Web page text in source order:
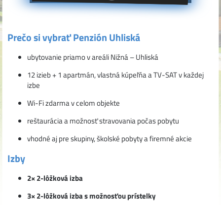
Prečo si vybrať Penzión Uhliská
ubytovanie priamo v areáli Nižná – Uhliská
12 izieb + 1 apartmán, vlastná kúpeľňa a TV-SAT v každej
izbe
Wi-Fi zdarma v celom objekte
reštaurácia a možnosť stravovania počas pobytu
vhodné aj pre skupiny, školské pobyty a firemné akcie
Izby
2× 2-lôžková izba
3× 2-lôžková izba s možnosťou prístelky